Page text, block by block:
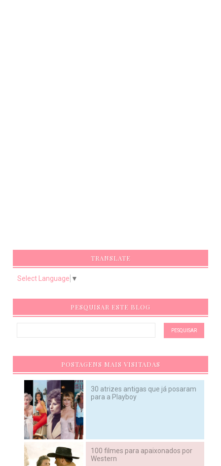
TRANSLATE
Select Language ▼
PESQUISAR ESTE BLOG
POSTAGENS MAIS VISITADAS
30 atrizes antigas que já posaram
para a Playboy
100 filmes para apaixonados por
Western